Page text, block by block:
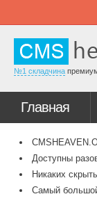
№1 складчина
Главная
Доступны
Никаких
Самый